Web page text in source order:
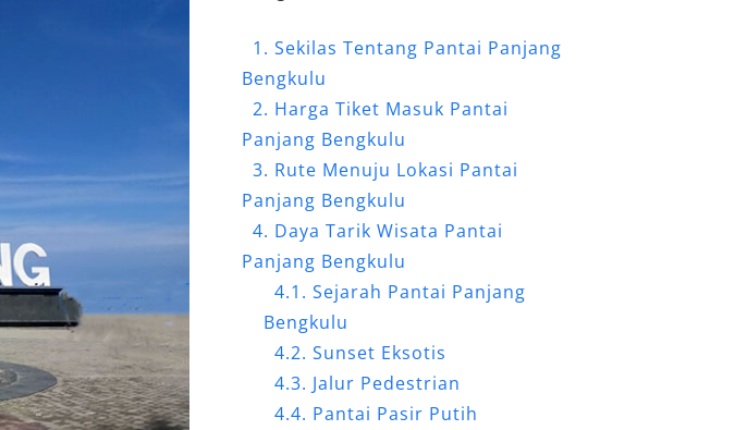
Sekilas Tentang Pantai Panjang
Bengkulu
Harga Tiket Masuk Pantai
Panjang Bengkulu
Rute Menuju Lokasi Pantai
Panjang Bengkulu
Daya Tarik Wisata Pantai
Panjang Bengkulu
Sejarah Pantai Panjang
Bengkulu
Sunset Eksotis
Jalur Pedestrian
Pantai Pasir Putih